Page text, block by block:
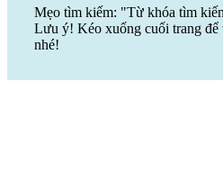
Mẹo tìm kiếm: "Từ khóa tìm
Lưu ý! Kéo xuống cuối trang để
nhé!